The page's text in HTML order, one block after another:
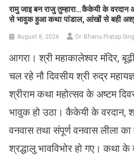
रामु जाइ बन राजु तुम्हारा…कैकेयी के
से भावुक हुआ कथा पांडाल, आंखों से बही
August 8, 2026 Dr. Bhanu Pratap
आगरा। श्री महाकालेश्वर मंदिर,
चल रहे नौ दिवसीय श्री रुद्र
श्रीराम कथा महोत्सव के अष्टम
भावुक हो उठा। कैकेयी के वरदान,
वनवास तथा संपूर्ण वनवास लीला
श्रद्धालु भावविभोर हो गए। कथा